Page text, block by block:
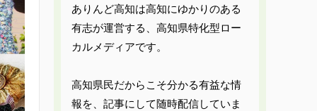
ありんど高知は高知にゆかりのある
有志が運営する、高知県特化型ロー
カルメディアです。
高知県民だからこそ分かる有益な情
報を、記事にして随時配信していま